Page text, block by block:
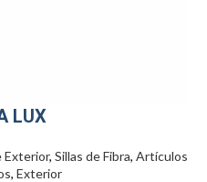
LUX
Exterior,Sillas de Fibra,Artículos
,Exterior